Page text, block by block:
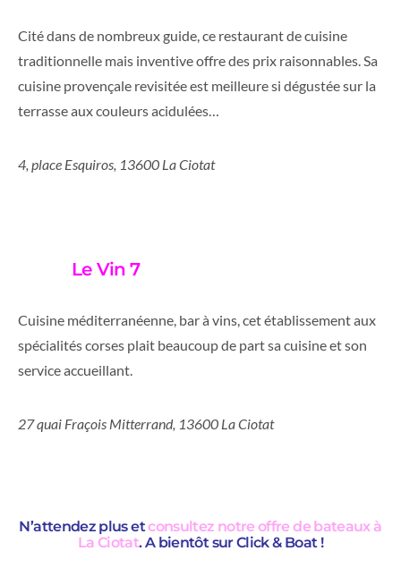
Cité dans de nombreux guide, ce restaurant de cuisine
traditionnelle mais inventive offre des prix raisonnables. Sa
cuisine provençale revisitée est meilleure si dégustée sur la
terrasse aux couleurs acidulées…
4, place Esquiros, 13600 La Ciotat
Le Vin 7
Cuisine méditerranéenne, bar à vins, cet établissement aux
spécialités corses plait beaucoup de part sa cuisine et son
service accueillant.
27 quai Fraçois Mitterrand, 13600 La Ciotat
N’attendez plus etconsultez notre offre de bateaux à
La Ciotat. A bientôt sur Click & Boat !